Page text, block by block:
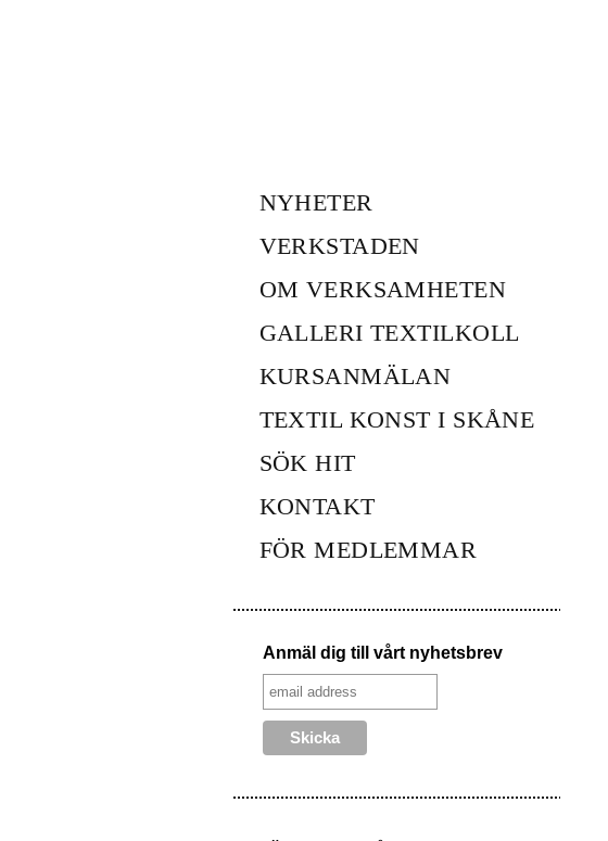
NYHETER
VERKSTADEN
OM VERKSAMHETEN
GALLERI TEXTILKOLL
KURSANMÄLAN
TEXTIL KONST I SKÅNE
SÖK HIT
KONTAKT
FÖR MEDLEMMAR
Anmäl dig till vårt nyhetsbrev